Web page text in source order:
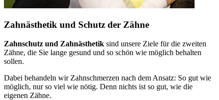
Zahnästhetik und Schutz der Zähne
Zahnschutz und Zahnästhetik sind unsere Ziele für die zweiten
Zähne, die Sie lange gesund und so schön wie möglich behalten
sollen.
Dabei behandeln wir Zahnschmerzen nach dem Ansatz: So gut wie
möglich, nur so viel wie nötig. Denn nichts ist so gut, wie die
eigenen Zähne.